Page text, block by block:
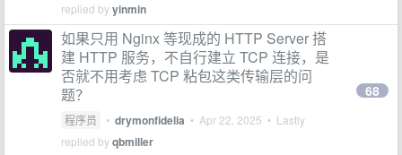
replied byyinmin
如果只用 Nginx 等现成的 HTTP Server 搭
建 HTTP 服务，不自行建立 TCP 连接，是
否就不用考虑 TCP 粘包这类传输层的问
题？
程序员 • drymonfidelia • Apr 22, 2025 • Lastly
replied byqbmiller
68